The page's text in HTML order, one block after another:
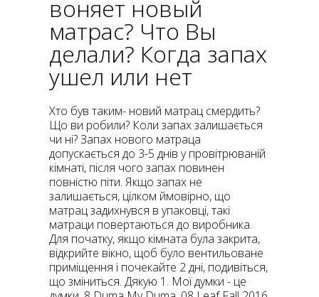
воняет новый
матрас? Что Вы
делали? Когда запах
ушел или нет
Хто був таким- новий матрац смердить?
Що ви робили? Коли запах залишається
чи ні? Запах нового матраца
допускається до 3-5 днів у провітрюваній
кімнаті, після чого запах повинен
повністю піти. Якщо запах не
залишається, цілком ймовірно, що
матрац задихнувся в упаковці, такі
матраци повертаються до виробника.
Для початку, якщо кімната була закрита,
відкрийте вікно, щоб було вентильоване
приміщення і почекайте 2 дні, подивіться,
що зміниться. Дякую 1. Мої думки - це